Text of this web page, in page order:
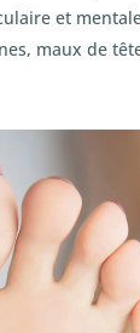
et
maux de